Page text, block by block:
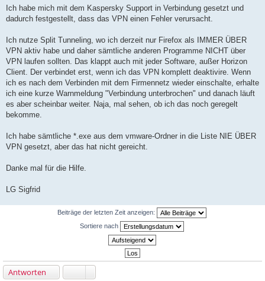
r
a
g
Ich habe mich mit dem Kaspersky Support in Verbindung gesetzt und
dadurch festgestellt, dass das VPN einen Fehler verursacht.
Ich nutze Split Tunneling, wo ich derzeit nur Firefox als IMMER ÜBER
VPN aktiv habe und daher sämtliche anderen Programme NICHT über
VPN laufen sollten. Das klappt auch mit jeder Software, außer Horizon
Client. Der verbindet erst, wenn ich das VPN komplett deaktivire. Wenn
ich es nach dem Verbinden mit dem Firmennetz wieder einschalte, erhalte
ich eine kurze Warnmeldung "Verbindung unterbrochen" und danach läuft
es aber scheinbar weiter. Naja, mal sehen, ob ich das noch geregelt
bekomme.
Ich habe sämtliche *.exe aus dem vmware-Ordner in die Liste NIE ÜBER
VPN gesetzt, aber das hat nicht gereicht.
Danke mal für die Hilfe.
LG Sigfrid
Beiträge der letzten Zeit anzeigen:
Sortiere nach
Antworten